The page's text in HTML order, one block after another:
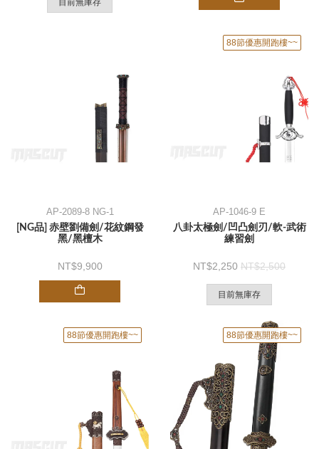
目前無庫存
AP-2089-8 NG-1
[NG品] 赤壁劉備劍/花紋鋼發
黑/黑檀木
9,900
88節優惠開跑樓~~
AP-1046-9 E
八卦太極劍/凹凸劍刃/軟-武術
練習劍
2,250 2,500
目前無庫存
88節優惠開跑樓~~ 88節優惠開跑樓~~